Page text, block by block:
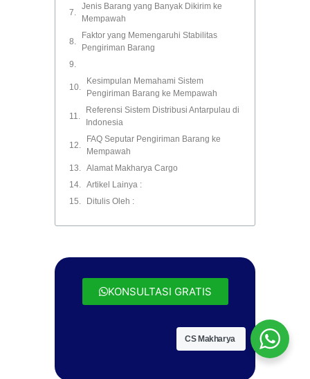
Jenis Barang yang Banyak Dikirim ke
Mempawah
Faktor yang Memengaruhi Stabilitas
Pengiriman Barang
Kesimpulan Memahami Sistem
Pengiriman Barang ke Mempawah
Referensi Sistem Distribusi Antarpulau di
Indonesia
FAQ Seputar Pengiriman Barang ke
Mempawah
Alamat Makharya Cargo
Artikel Lainya :
Ditulis Oleh :
KONSULTASI GRATIS
CS Makharya